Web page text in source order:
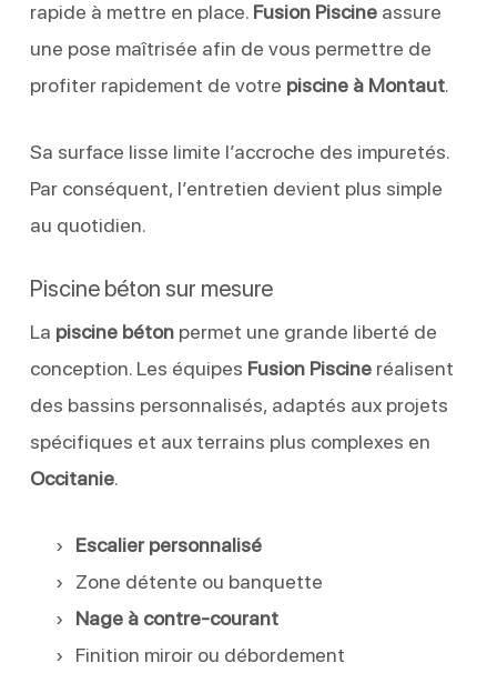
rapide à mettre en place. Fusion Piscineassure
une pose maîtrisée afin de vous permettre de
profiter rapidement de votre piscine à Montaut.
Sa surface lisse limite l’accroche des impuretés.
Par conséquent, l’entretien devient plus simple
au quotidien.
Piscine béton sur mesure
La piscine bétonpermet une grande liberté de
conception. Les équipes Fusion Piscineréalisent
des bassins personnalisés, adaptés aux projets
spécifiques et aux terrains plus complexes en
Occitanie.
Escalier personnalisé
Zone détente ou banquette
Nage à contre-courant
Finition miroir ou débordement